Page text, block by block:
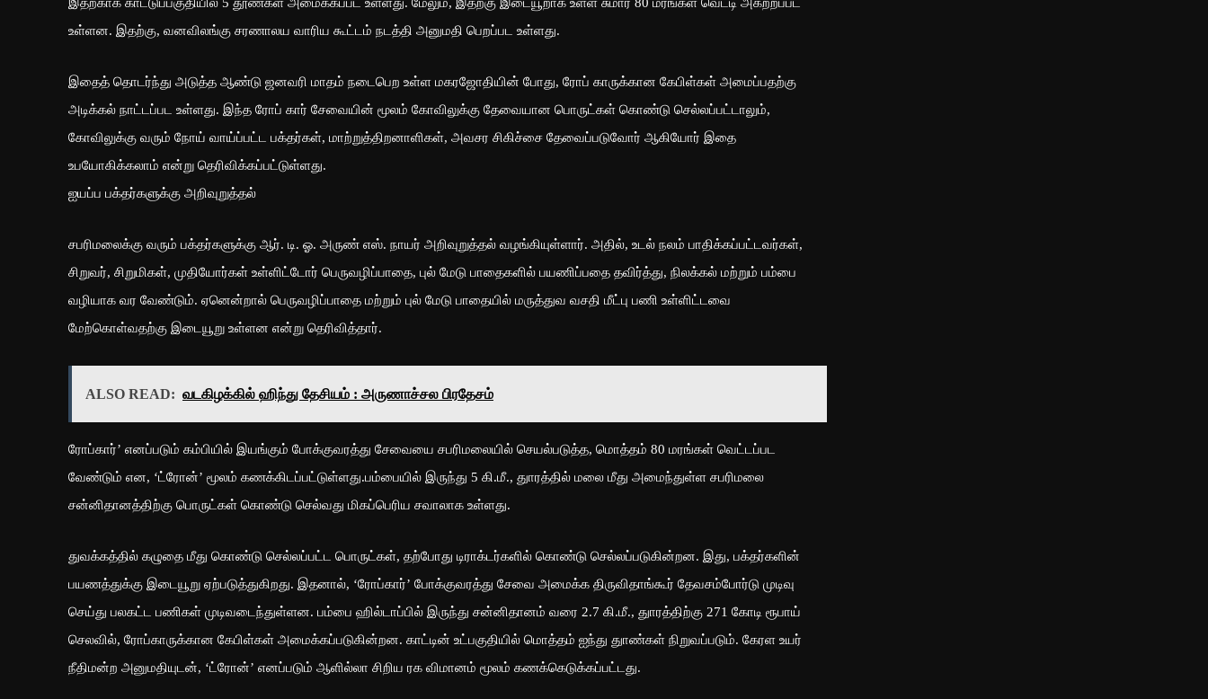
உள்ளன. இதற்கு, வனவிலங்கு சரணாலய வாரிய கூட்டம் நடத்தி அனுமதி பெறப்பட உள்ளது.
இதைத் தொடர்ந்து அடுத்த ஆண்டு ஜனவரி மாதம் நடைபெற உள்ள மகரஜோதியின் போது, ரோப் காருக்கான கேபிள்கள் அமைப்பதற்கு
அடிக்கல் நாட்டப்பட உள்ளது. இந்த ரோப் கார் சேவையின் மூலம் கோவிலுக்கு தேவையான பொருட்கள் கொண்டு செல்லப்பட்டாலும்,
கோவிலுக்கு வரும் நோய் வாய்ப்பட்ட பக்தர்கள், மாற்றுத்திறனாளிகள், அவசர சிகிச்சை தேவைப்படுவோர் ஆகியோர் இதை
உபயோகிக்கலாம் என்று தெரிவிக்கப்பட்டுள்ளது.
ஐயப்ப பக்தர்களுக்கு அறிவுறுத்தல்
சபரிமலைக்கு வரும் பக்தர்களுக்கு ஆர். டி. ஓ. அருண் எஸ். நாயர் அறிவுறுத்தல் வழங்கியுள்ளார். அதில், உடல் நலம் பாதிக்கப்பட்டவர்கள்,
சிறுவர், சிறுமிகள், முதியோர்கள் உள்ளிட்டோர் பெருவழிப்பாதை, புல் மேடு பாதைகளில் பயணிப்பதை தவிர்த்து, நிலக்கல் மற்றும் பம்பை
வழியாக வர வேண்டும். ஏனென்றால் பெருவழிப்பாதை மற்றும் புல் மேடு பாதையில் மருத்துவ வசதி மீட்பு பணி உள்ளிட்டவை
மேற்கொள்வதற்கு இடையூறு உள்ளன என்று தெரிவித்தார்.
ALSO READ: வடகிழக்கில் ஹிந்து தேசியம் : அருணாச்சல பிரதேசம்
ரோப்கார்’ எனப்படும் கம்பியில் இயங்கும் போக்குவரத்து சேவையை சபரிமலையில் செயல்படுத்த, மொத்தம் 80 மரங்கள் வெட்டப்பட
வேண்டும் என, ‘ட்ரோன்’ மூலம் கணக்கிடப்பட்டுள்ளது.பம்பையில் இருந்து 5 கி.மீ., துாரத்தில் மலை மீது அமைந்துள்ள சபரிமலை
சன்னிதானத்திற்கு பொருட்கள் கொண்டு செல்வது மிகப்பெரிய சவாலாக உள்ளது.
துவக்கத்தில் கழுதை மீது கொண்டு செல்லப்பட்ட பொருட்கள், தற்போது டிராக்டர்களில் கொண்டு செல்லப்படுகின்றன. இது, பக்தர்களின்
பயணத்துக்கு இடையூறு ஏற்படுத்துகிறது. இதனால், ‘ரோப்கார்’ போக்குவரத்து சேவை அமைக்க திருவிதாங்கூர் தேவசம்போர்டு முடிவு
செய்து பலகட்ட பணிகள் முடிவடைந்துள்ளன. பம்பை ஹில்டாப்பில் இருந்து சன்னிதானம் வரை 2.7 கி.மீ., துாரத்திற்கு 271 கோடி ரூபாய்
செலவில், ரோப்காருக்கான கேபிள்கள் அமைக்கப்படுகின்றன. காட்டின் உட்பகுதியில் மொத்தம் ஐந்து துாண்கள் நிறுவப்படும். கேரள உயர்
நீதிமன்ற அனுமதியுடன், ‘ட்ரோன்’ எனப்படும் ஆளில்லா சிறிய ரக விமானம் மூலம் கணக்கெடுக்கப்பட்டது.